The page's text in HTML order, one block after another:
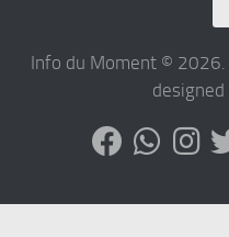
Info du Moment ©
designed